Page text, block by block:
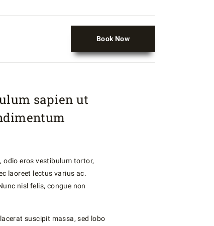
Book Now
sapien ut
odio eros vestibulum tortor,
laoreet lectus varius ac.
nisl felis, congue non
suscipit massa, sed lobo